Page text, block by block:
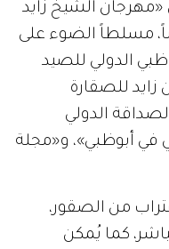
الشيخ زايد
إنجازاته على مدار 24 عاماً، مسلطاً الضوء على
الدولي للصيد
للصقارة
الدولي
في أبوظبي»، و«مجلة
من الصقور،
كما يُمكن